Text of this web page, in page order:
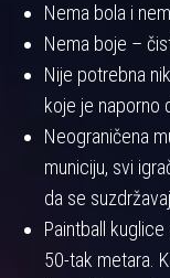
Nema bola i
Nema boje –
Nije potrebna
koje je naporno
Neograničena
municiju, svi
da se
Paintball
50-tak metara.